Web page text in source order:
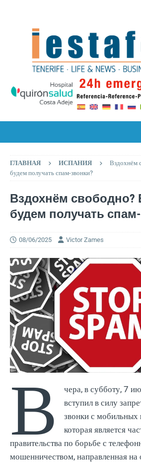
ГЛАВНАЯ ИСПАНИЯ
Вздохнём
будем получать спам-звонки?
Вздохнём свободно?
будем получать
08/06/2025 Victor Zames
В
чера, в субботу, 7
вступил в силу
звонки с мобильных
которая является
правительства по борьбе с
мошенничеством, направленная ​​на